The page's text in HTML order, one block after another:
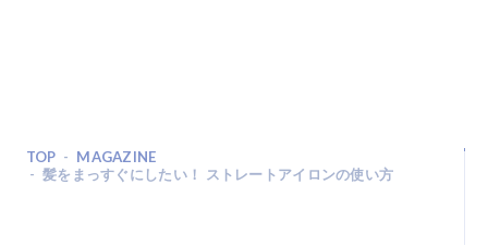
TOP
MAGAZINE
髪をまっすぐにしたい！ ストレートアイロンの使い方